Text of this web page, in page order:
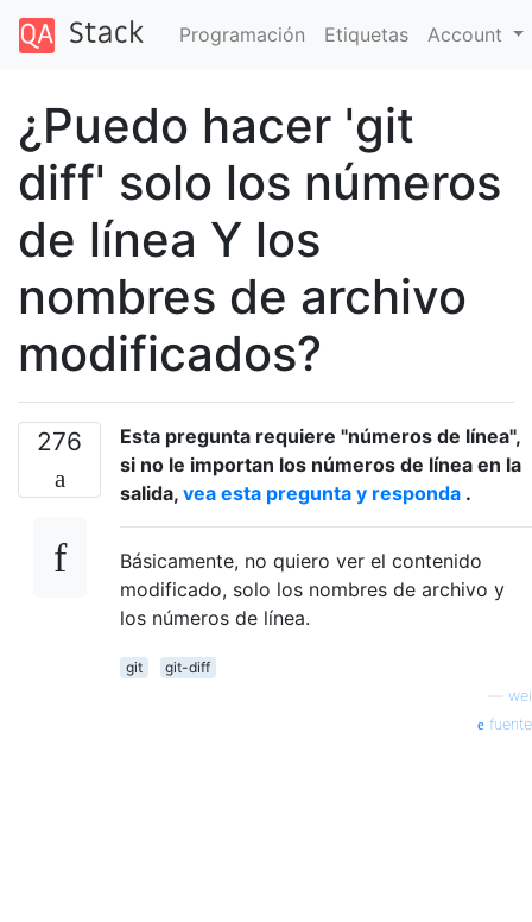
Programación Etiquetas Account
¿Puedo hacer 'git
diff' solo los números
de línea Y los
nombres de archivo
modificados?
276
Esta pregunta requiere "números de línea",
si no le importan los números de línea en la
salida, vea esta pregunta y responda .
Básicamente, no quiero ver el contenido
modificado, solo los nombres de archivo y
los números de línea.
git
git-diff
wei
fuente